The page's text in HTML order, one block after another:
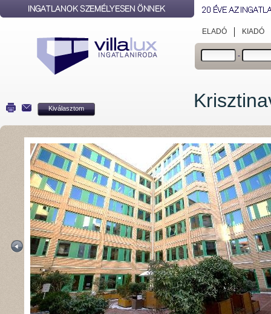
ELADÓ KIADÓ
-
Kiválasztom